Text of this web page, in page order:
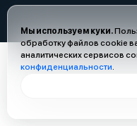
Мы используем куки.
обработку файлов cookie
аналитических сервисов
конфиденциальности.